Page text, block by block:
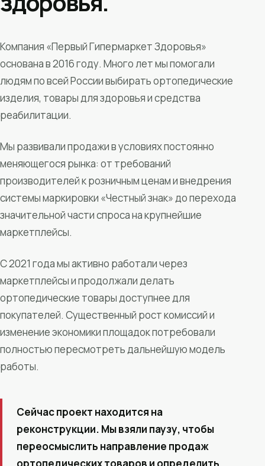
Компания «Первый Гипермаркет Здоровья»
основана в 2016 году. Много лет мы помогали
людям по всей России выбирать ортопедические
изделия, товары для здоровья и средства
реабилитации.
Мы развивали продажи в условиях постоянно
меняющегося рынка: от требований
производителей к розничным ценам и внедрения
системы маркировки «Честный знак» до перехода
значительной части спроса на крупнейшие
маркетплейсы.
С 2021 года мы активно работали через
маркетплейсы и продолжали делать
ортопедические товары доступнее для
покупателей. Существенный рост комиссий и
изменение экономики площадок потребовали
полностью пересмотреть дальнейшую модель
работы.
Сейчас проект находится на
реконструкции. Мы взяли паузу, чтобы
переосмыслить направление продаж